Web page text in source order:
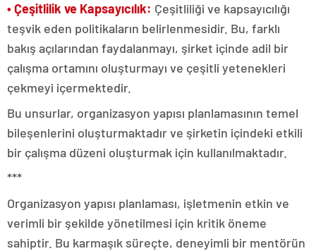
• Çeşitlilik ve Kapsayıcılık: Çeşitliliği ve kapsayıcılığı
teşvik eden politikaların belirlenmesidir. Bu, farklı
bakış açılarından faydalanmayı, şirket içinde adil bir
çalışma ortamını oluşturmayı ve çeşitli yetenekleri
çekmeyi içermektedir.
Bu unsurlar, organizasyon yapısı planlamasının temel
bileşenlerini oluşturmaktadır ve şirketin içindeki etkili
bir çalışma düzeni oluşturmak için kullanılmaktadır.
***
Organizasyon yapısı planlaması, işletmenin etkin ve
verimli bir şekilde yönetilmesi için kritik öneme
sahiptir. Bu karmaşık süreçte, deneyimli bir mentörün